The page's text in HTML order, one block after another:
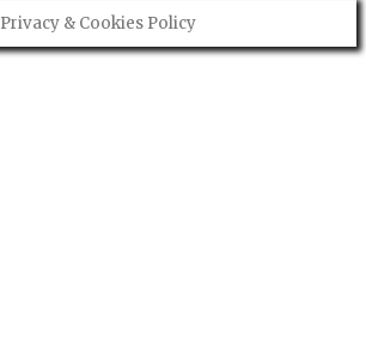
Privacy & Cookies Policy